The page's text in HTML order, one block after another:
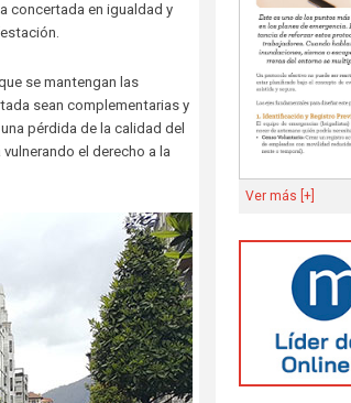
concertada en igualdad y
se mantengan las
sean complementarias y
pérdida de la calidad del
el derecho a la
Ver más [+]